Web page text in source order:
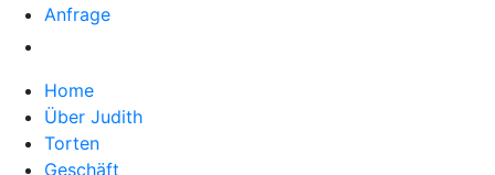
Anfrage
Home
Über Judith
Torten
Geschäft